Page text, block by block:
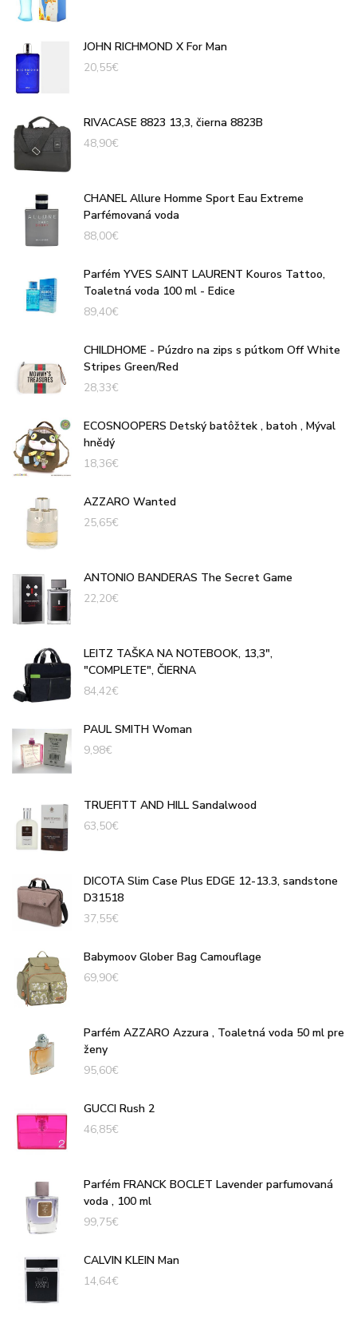
JOHN RICHMOND X For Man
20,55€
RIVACASE 8823 13,3, čierna 8823B
48,90€
CHANEL Allure Homme Sport Eau Extreme
Parfémovaná voda
88,00€
Parfém YVES SAINT LAURENT Kouros Tattoo,
Toaletná voda 100 ml - Edice
89,40€
CHILDHOME - Púzdro na zips s pútkom Off White
Stripes Green/Red
28,33€
ECOSNOOPERS Detský batôžtek , batoh , Mýval
hnědý
18,36€
AZZARO Wanted
25,65€
ANTONIO BANDERAS The Secret Game
22,20€
LEITZ TAŠKA NA NOTEBOOK, 13,3",
"COMPLETE", ČIERNA
84,42€
PAUL SMITH Woman
9,98€
TRUEFITT AND HILL Sandalwood
63,50€
DICOTA Slim Case Plus EDGE 12-13.3, sandstone
D31518
37,55€
Babymoov Glober Bag Camouflage
69,90€
Parfém AZZARO Azzura , Toaletná voda 50 ml pre
ženy
95,60€
GUCCI Rush 2
46,85€
Parfém FRANCK BOCLET Lavender parfumovaná
voda , 100 ml
99,75€
CALVIN KLEIN Man
14,64€